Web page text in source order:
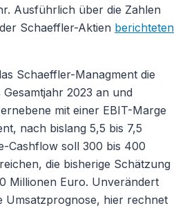
Ausführlich über die Zahlen
Schaeffler-Aktien berichteten
Schaeffler-Managment die
2023 an und
mit einer EBIT-Marge
nach bislang 5,5 bis 7,5
Cashflow soll 300 bis 400
die bisherige Schätzung
Millionen Euro. Unverändert
Umsatzprognose, hier rechnet